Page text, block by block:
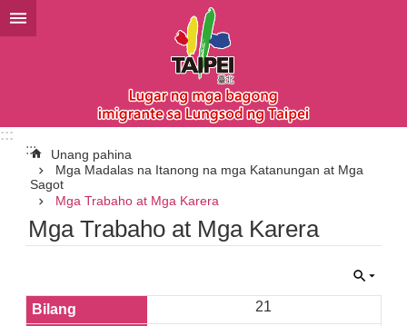
Lumaktaw sa pangunahing bloke ng nilalaman
:::
:::
Unang pahina
Mga Madalas na Itanong na mga Katanungan at Mga
Sagot
Mga Trabaho at Mga Karera
Mga Trabaho at Mga Karera
21